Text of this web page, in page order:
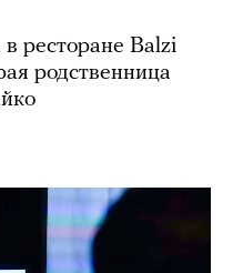
в ресторане Balzi
родственница